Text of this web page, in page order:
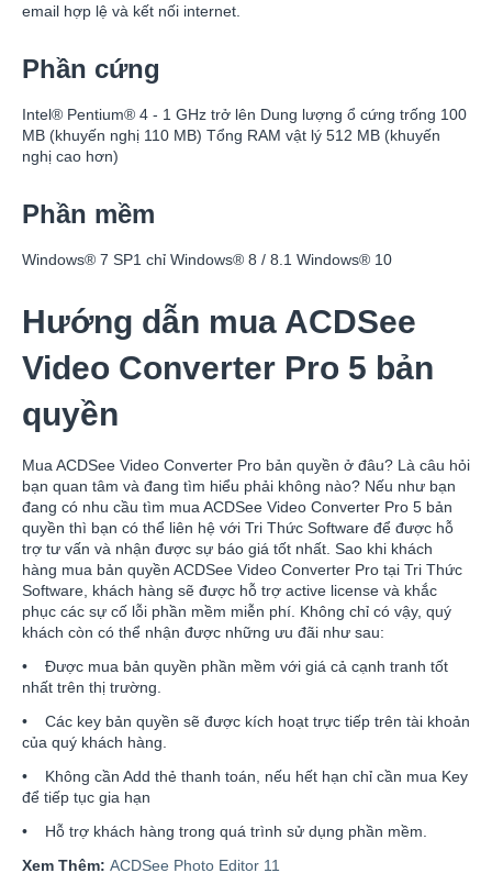
email hợp lệ và kết nối internet.
Phần cứng
Intel® Pentium® 4 - 1 GHz trở lên Dung lượng ổ cứng trống 100
MB (khuyến nghị 110 MB) Tổng RAM vật lý 512 MB (khuyến
nghị cao hơn)
Phần mềm
Windows® 7 SP1 chỉ Windows® 8 / 8.1 Windows® 10
Hướng dẫn mua ACDSee
Video Converter Pro 5 bản
quyền
Mua ACDSee Video Converter Pro bản quyền ở đâu? Là câu hỏi
bạn quan tâm và đang tìm hiểu phải không nào? Nếu như bạn
đang có nhu cầu tìm mua ACDSee Video Converter Pro 5 bản
quyền thì bạn có thể liên hệ với Tri Thức Software để được hỗ
trợ tư vấn và nhận được sự báo giá tốt nhất. Sao khi khách
hàng mua bản quyền ACDSee Video Converter Pro tại Tri Thức
Software, khách hàng sẽ được hỗ trợ active license và khắc
phục các sự cố lỗi phần mềm miễn phí. Không chỉ có vậy, quý
khách còn có thể nhận được những ưu đãi như sau:
• Được mua bản quyền phần mềm với giá cả cạnh tranh tốt
nhất trên thị trường.
• Các key bản quyền sẽ được kích hoạt trực tiếp trên tài khoản
của quý khách hàng.
• Không cần Add thẻ thanh toán, nếu hết hạn chỉ cần mua Key
để tiếp tục gia hạn
• Hỗ trợ khách hàng trong quá trình sử dụng phần mềm.
Xem Thêm: ACDSee Photo Editor 11